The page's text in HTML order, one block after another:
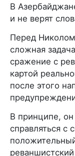
В
и не верят
Перед
сложная
сражение с
картой
после этого
В принципе, он
справляться с